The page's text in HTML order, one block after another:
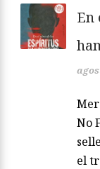
En
No
el